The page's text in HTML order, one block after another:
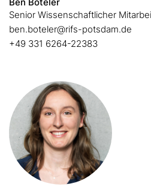
Senior Wissenschaftlicher
ben.boteler@rifs-potsdam.de
+49 331 6264-22383